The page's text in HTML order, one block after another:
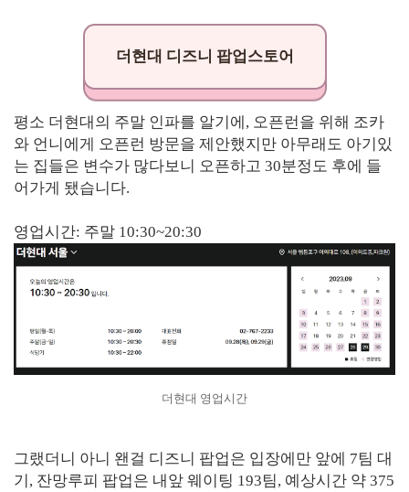
더현대 디즈니 팝업스토어
평소 더현대의 주말 인파를 알기에, 오픈런을 위해 조카
와 언니에게 오픈런 방문을 제안했지만 아무래도 아기있
는 집들은 변수가 많다보니 오픈하고 30분정도 후에 들
어가게 됐습니다.
영업시간: 주말 10:30~20:30
더현대 영업시간
그랬더니 아니 왠걸 디즈니 팝업은 입장에만 앞에 7팀 대
기, 잔망루피 팝업은 내앞 웨이팅 193팀, 예상시간 약 375